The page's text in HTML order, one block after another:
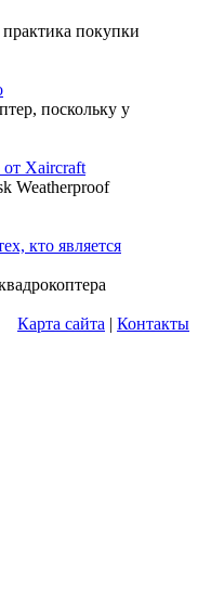
покупки
поскольку у
от Xaircraft
Weatherproof
кто является
Карта сайта | Контакты